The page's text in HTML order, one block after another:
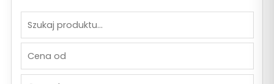
produktów
od
do